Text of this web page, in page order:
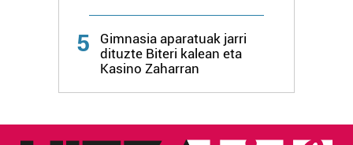
5
Gimnasia aparatuak jarri
dituzte Biteri kalean eta
Kasino Zaharran